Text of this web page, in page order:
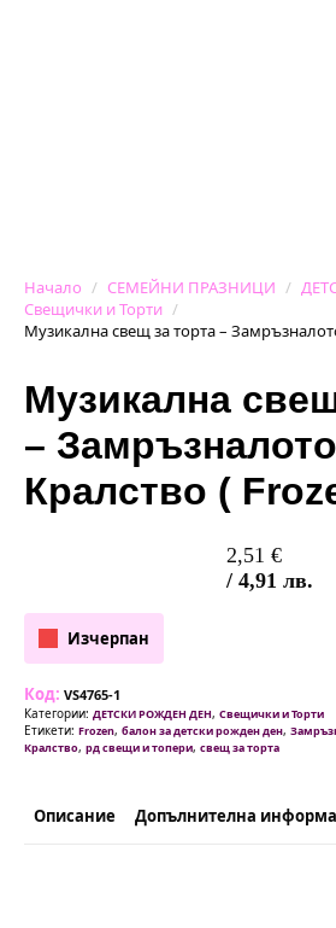
Начало СЕМЕЙНИ ПРАЗНИЦИ
Свещички и Торти
Музикална свещ за торта –
Музикална
– Замръзналото
Кралство (
2,51 €
/ 4,91 лв.
Изчерпан
Код: VS4765-1
Категории: ДЕТСКИ РОЖДЕН ДЕН, Свещички и Торти
Етикети: Frozen, балон за детски рожден ден,
Кралство, рд свещи и топери, свещ за торта
Описание Допълнителна